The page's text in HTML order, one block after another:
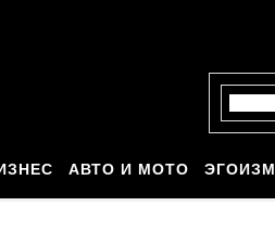
АВТО И МОТО ЭГОИЗМ